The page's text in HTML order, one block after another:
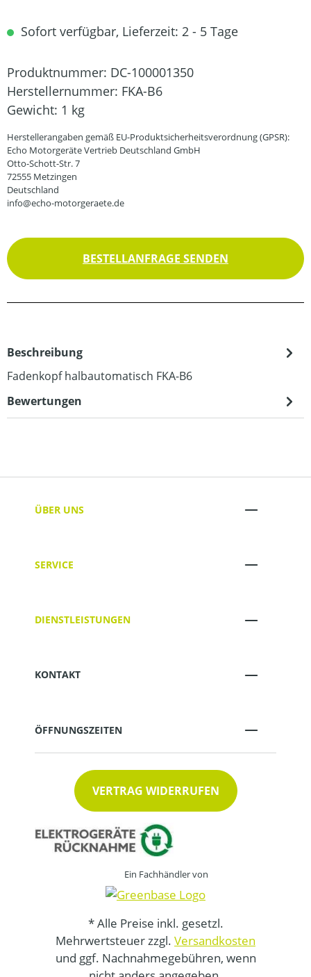
Sofort verfügbar, Lieferzeit: 2 - 5 Tage
Produktnummer: DC-100001350
Herstellernummer: FKA-B6
Gewicht: 1 kg
Herstellerangaben gemäß EU-Produktsicherheitsverordnung (GPSR):
Echo Motorgeräte Vertrieb Deutschland GmbH
Otto-Schott-Str. 7
72555 Metzingen
Deutschland
info@echo-motorgeraete.de
BESTELLANFRAGE SENDEN
Beschreibung
Fadenkopf halbautomatisch FKA-B6
Bewertungen
ÜBER UNS
SERVICE
DIENSTLEISTUNGEN
KONTAKT
ÖFFNUNGSZEITEN
VERTRAG WIDERRUFEN
Ein Fachhändler von
* Alle Preise inkl. gesetzl.
Mehrwertsteuer zzgl. Versandkosten
und ggf. Nachnahmegebühren, wenn